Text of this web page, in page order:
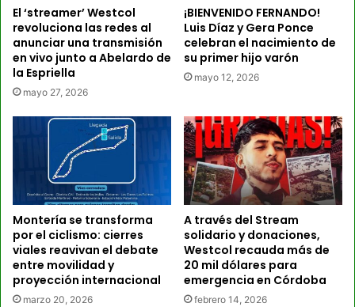
El ‘streamer’ Westcol
revoluciona las redes al
anunciar una transmisión
en vivo junto a Abelardo de
la Espriella
mayo 27, 2026
¡BIENVENIDO FERNANDO!
Luis Díaz y Gera Ponce
celebran el nacimiento de
su primer hijo varón
mayo 12, 2026
Montería se transforma
por el ciclismo: cierres
viales reavivan el debate
entre movilidad y
proyección internacional
marzo 20, 2026
A través del Stream
solidario y donaciones,
Westcol recauda más de
20 mil dólares para
emergencia en Córdoba
febrero 14, 2026